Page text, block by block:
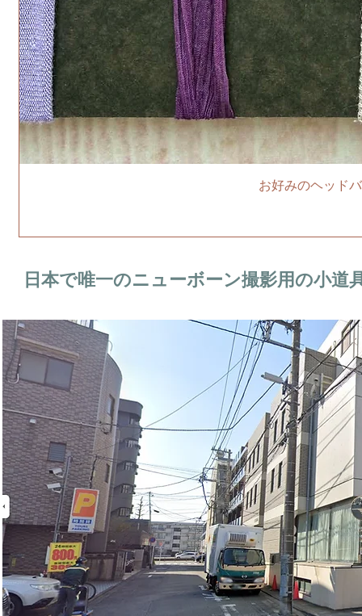
お好みのヘッド
日本で唯一のニューボーン撮影用の小道